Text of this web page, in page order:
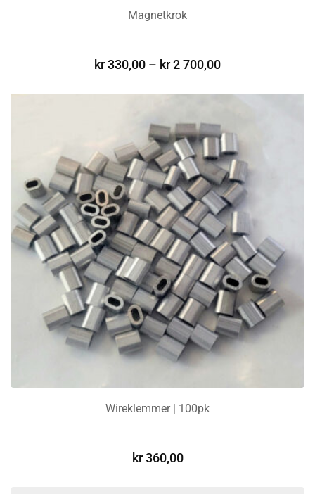
Magnetkrok
kr330,00 – kr2 700,00
Wireklemmer | 100pk
kr360,00